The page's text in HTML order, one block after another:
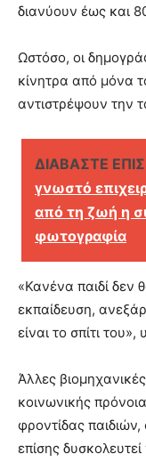
διανύουν έως και
Ωστόσο, οι
κίνητρα από μόνα
αντιστρέψουν την
ΔΙΑΒΑΣΤΕ
γνωστό
από τη ζωή η
φωτογραφία
«Κανένα παιδί δεν
εκπαίδευση,
είναι το σπίτι
Άλλες
κοινωνικής
φροντίδας
επίσης